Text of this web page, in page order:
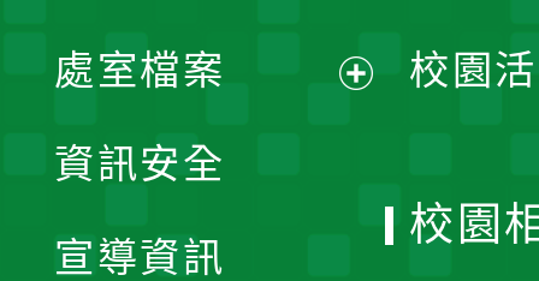
單
處室檔案
資訊安全
宣導資訊
校園
校園